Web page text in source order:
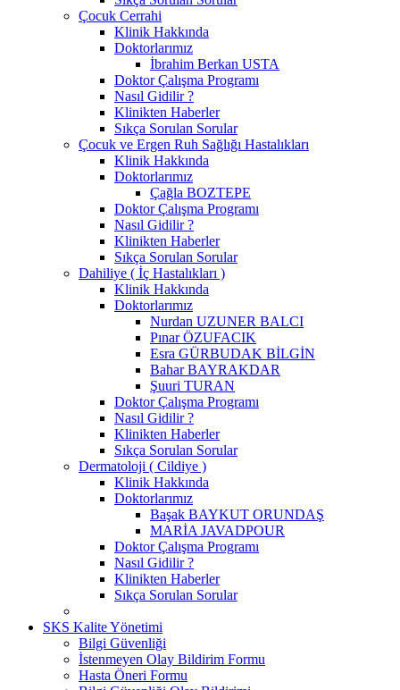
Çocuk Cerrahi
Klinik Hakkında
Doktorlarımız
İbrahim Berkan USTA
Doktor Çalışma Programı
Nasıl Gidilir ?
Klinikten Haberler
Sıkça Sorulan Sorular
Çocuk ve Ergen Ruh Sağlığı Hastalıkları
Klinik Hakkında
Doktorlarımız
Çağla BOZTEPE
Doktor Çalışma Programı
Nasıl Gidilir ?
Klinikten Haberler
Sıkça Sorulan Sorular
Dahiliye ( İç Hastalıkları )
Klinik Hakkında
Doktorlarımız
Nurdan UZUNER BALCI
Pınar ÖZUFACIK
Esra GÜRBUDAK BİLGİN
Bahar BAYRAKDAR
Şuuri TURAN
Doktor Çalışma Programı
Nasıl Gidilir ?
Klinikten Haberler
Sıkça Sorulan Sorular
Dermatoloji ( Cildiye )
Klinik Hakkında
Doktorlarımız
Başak BAYKUT ORUNDAŞ
MARİA JAVADPOUR
Doktor Çalışma Programı
Nasıl Gidilir ?
Klinikten Haberler
Sıkça Sorulan Sorular
SKS Kalite Yönetimi
Bilgi Güvenliği
İstenmeyen Olay Bildirim Formu
Hasta Öneri Formu